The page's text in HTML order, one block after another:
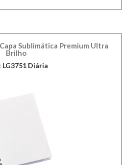
Sublimática Premium Ultra
Brilho
LG3751 Diária